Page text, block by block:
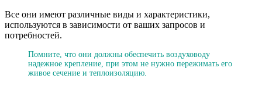
Все они имеют различные виды и характеристики,
используются в зависимости от ваших запросов и
потребностей.
Помните, что они должны обеспечить воздуховоду
надежное крепление, при этом не нужно пережимать его
живое сечение и теплоизоляцию.